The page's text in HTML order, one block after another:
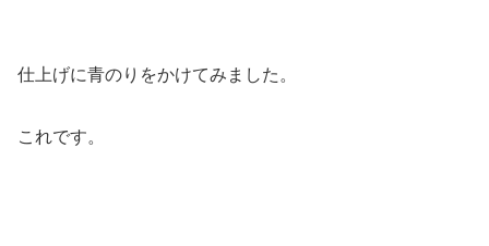
仕上げに青のりをかけてみました。
これです。